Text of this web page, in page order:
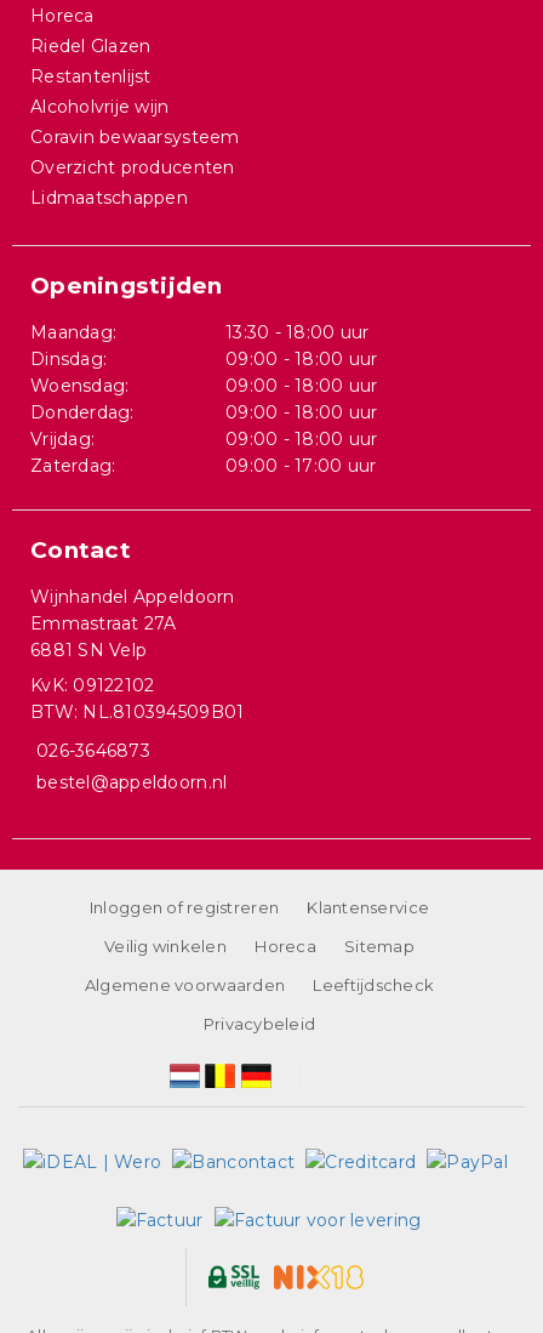
Horeca
Riedel Glazen
Restantenlijst
Alcoholvrije wijn
Coravin bewaarsysteem
Overzicht producenten
Lidmaatschappen
Openingstijden
Maandag:
13:30 - 18:00 uur
Dinsdag:
09:00 - 18:00 uur
Woensdag:
09:00 - 18:00 uur
Donderdag:
09:00 - 18:00 uur
Vrijdag:
09:00 - 18:00 uur
Zaterdag:
09:00 - 17:00 uur
Contact
Wijnhandel Appeldoorn
Emmastraat 27A
6881 SN Velp
KvK: 09122102
BTW: NL.810394509B01
026-3646873
bestel@appeldoorn.nl
Inloggen of registreren
Klantenservice
Veilig winkelen
Horeca
Sitemap
Algemene voorwaarden
Leeftijdscheck
Privacybeleid